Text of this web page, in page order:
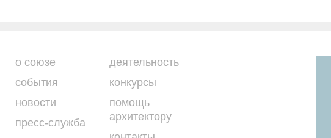
о союзе
события
новости
пресс-служба
деятельность
конкурсы
помощь
архитектору